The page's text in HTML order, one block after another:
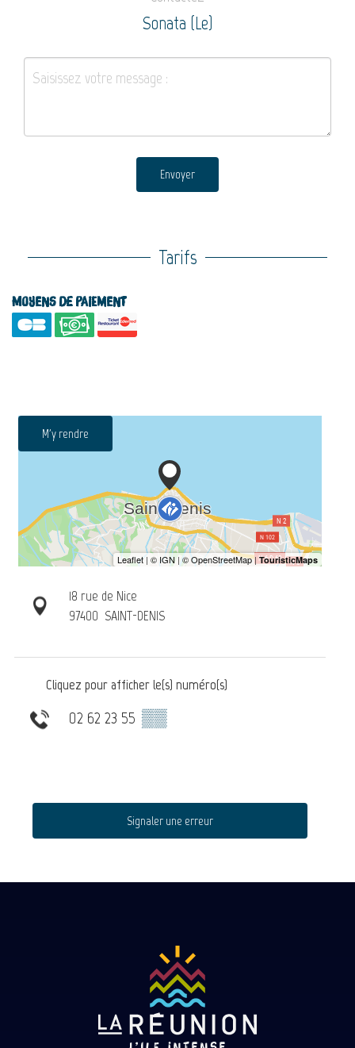
Sonata (Le)
Envoyer
Tarifs
Moyens de paiement
M'y rendre
18 rue de Nice
97400 SAINT-DENIS
Cliquez pour afficher le(s) numéro(s)
02 62 23 55 ▒▒
Signaler une erreur